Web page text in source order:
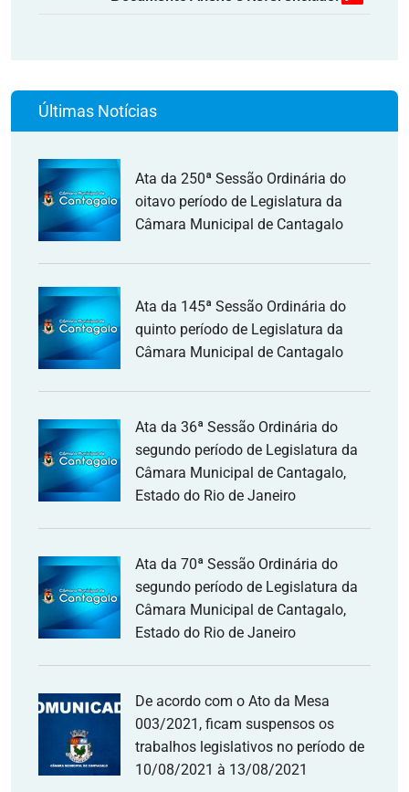
Últimas Notícias
Ata da 250ª Sessão Ordinária do
oitavo período de Legislatura da
Câmara Municipal de Cantagalo
Ata da 145ª Sessão Ordinária do
quinto período de Legislatura da
Câmara Municipal de Cantagalo
Ata da 36ª Sessão Ordinária do
segundo período de Legislatura da
Câmara Municipal de Cantagalo,
Estado do Rio de Janeiro
Ata da 70ª Sessão Ordinária do
segundo período de Legislatura da
Câmara Municipal de Cantagalo,
Estado do Rio de Janeiro
De acordo com o Ato da Mesa
003/2021, ficam suspensos os
trabalhos legislativos no período de
10/08/2021 à 13/08/2021